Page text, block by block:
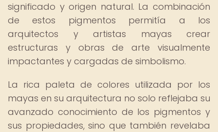
significado y origen natural. La combinación
de estos pigmentos permitía a los
arquitectos y artistas mayas crear
estructuras y obras de arte visualmente
impactantes y cargadas de simbolismo.
La rica paleta de colores utilizada por los
mayas en su arquitectura no solo reflejaba su
avanzado conocimiento de los pigmentos y
sus propiedades, sino que también revelaba